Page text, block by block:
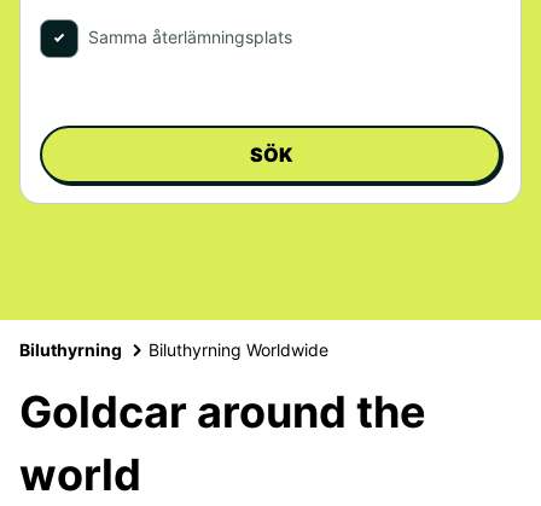
Samma återlämningsplats
SÖK
Biluthyrning Biluthyrning Worldwide
Goldcar around the
world